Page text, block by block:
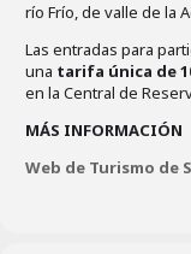
río Frío, de valle de la
Las entradas para
una tarifa única de
en la Central de
MÁS INFORMACIÓN
Web de Turismo de